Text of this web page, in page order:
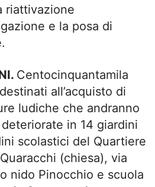
riattivazione
e la posa di
Centocinquantamila
all’acquisto di
ludiche che andranno
in 14 giardini
scolastici del Quartiere
(chiesa), via
nido Pinocchio e scuola